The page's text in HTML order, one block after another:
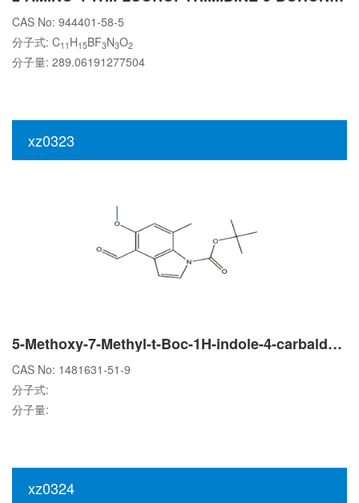
CAS No: 944401-58-5
分子式: C11 H15BF3N3O2
分子量: 289.06191277504
xz0323
5-Methoxy-7-Methyl-t-Boc-1H-indole-4-carbaldehyde
CAS No: 1481631-51-9
分子式:
分子量:
xz0324